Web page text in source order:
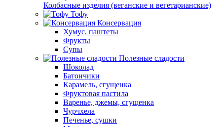
Колбасные изделия (веганские и вегетарианские)
Тофу
Консервация
Хумус, паштеты
Фрукты
Супы
Полезные сладости
Шоколад
Батончики
Карамель, сгущенка
Фруктовая пастила
Варенье, джемы, сгущенка
Чурчхела
Печенье, сушки